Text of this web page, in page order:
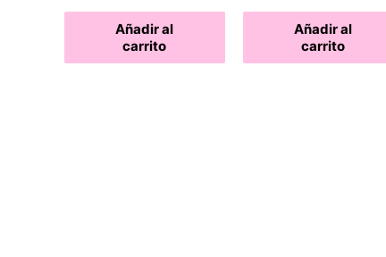
Añadir al
carrito
Añadir al
carrito